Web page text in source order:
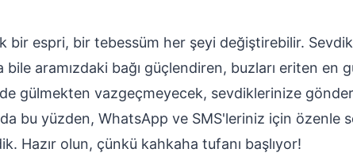
bir espri, bir tebessüm her şeyi değiştirebilir.
aramızdaki bağı güçlendiren, buzları eriten en
gülmekten vazgeçmeyecek, sevdiklerinize
da bu yüzden, WhatsApp ve SMS'leriniz için özenle
Hazır olun, çünkü kahkaha tufanı başlıyor!